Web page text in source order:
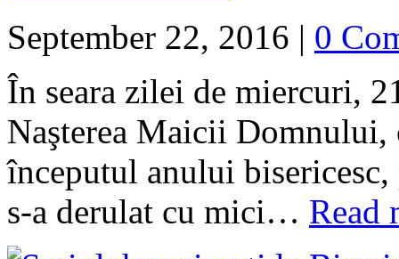
September 22, 2016 | 0
În seara zilei de miercuri,
Naşterea Maicii Domnului,
începutul anului
s-a derulat cu mici… Read